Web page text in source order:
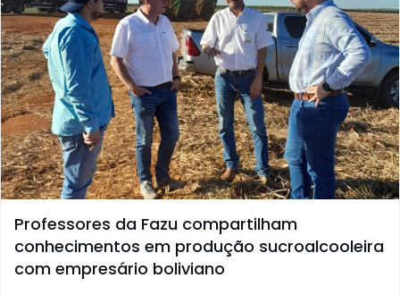
Professores da Fazu compartilham
conhecimentos em produção sucroalcooleira
com empresário boliviano